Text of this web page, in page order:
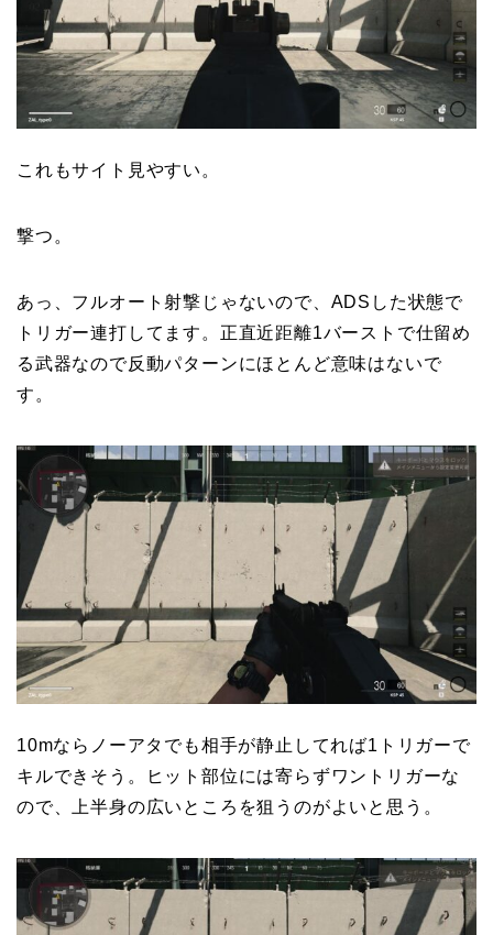
これもサイト見やすい。
撃つ。
あっ、フルオート射撃じゃないので、ADSした状態で
トリガー連打してます。正直近距離1バーストで仕留め
る武器なので反動パターンにほとんど意味はないで
す。
10mならノーアタでも相手が静止してれば1トリガーで
キルできそう。ヒット部位には寄らずワントリガーな
ので、上半身の広いところを狙うのがよいと思う。